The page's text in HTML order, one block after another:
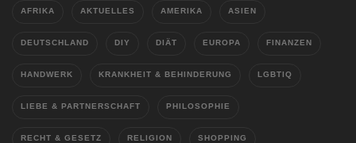
AFRIKA AKTUELLES AMERIKA ASIEN
DEUTSCHLAND DIY DIÄT EUROPA FINANZEN
HANDWERK KRANKHEIT & BEHINDERUNG LGBTIQ
LIEBE & PARTNERSCHAFT PHILOSOPHIE
RECHT & GESETZ RELIGION SHOPPING